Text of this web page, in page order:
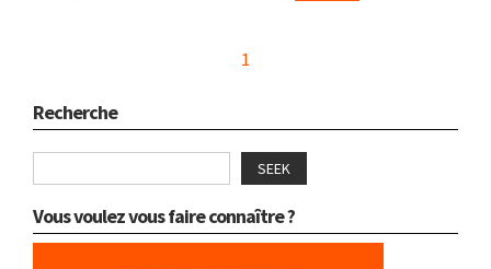
1
Recherche
SEEK
Vous voulez vous faire connaître ?